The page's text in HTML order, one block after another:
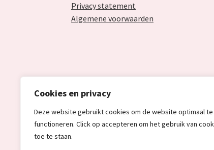
Cookies en privacy
Deze website gebruikt cookies om de website optimaal te
functioneren. Click op accepteren om het gebruik van
toe te staan.
Privacy statement
Algemene voorwaarden
© Redealer.nl | Gecontroleerde